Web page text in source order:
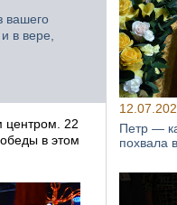
вашего
в вере,
центром. 22
в этом
Петр —
похвала